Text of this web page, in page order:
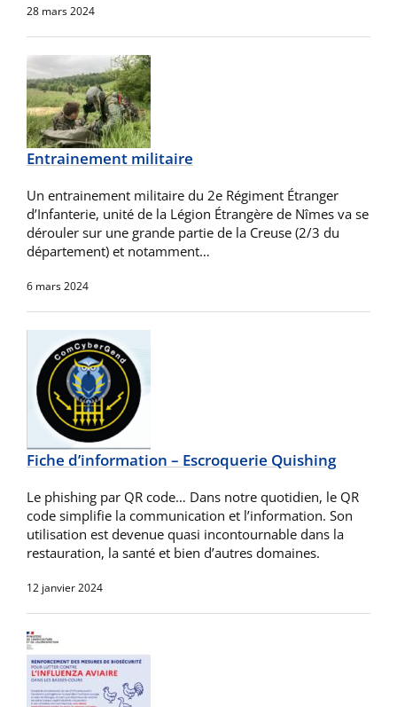
28 mars 2024
Entrainement militaire
Un entrainement militaire du 2e Régiment Étranger
d’Infanterie, unité de la Légion Étrangère de Nîmes va se
dérouler sur une grande partie de la Creuse (2/3 du
département) et notamment…
6 mars 2024
Fiche d’information – Escroquerie Quishing
Le phishing par QR code… Dans notre quotidien, le QR
code simplifie la communication et l’information. Son
utilisation est devenue quasi incontournable dans la
restauration, la santé et bien d’autres domaines.
12 janvier 2024